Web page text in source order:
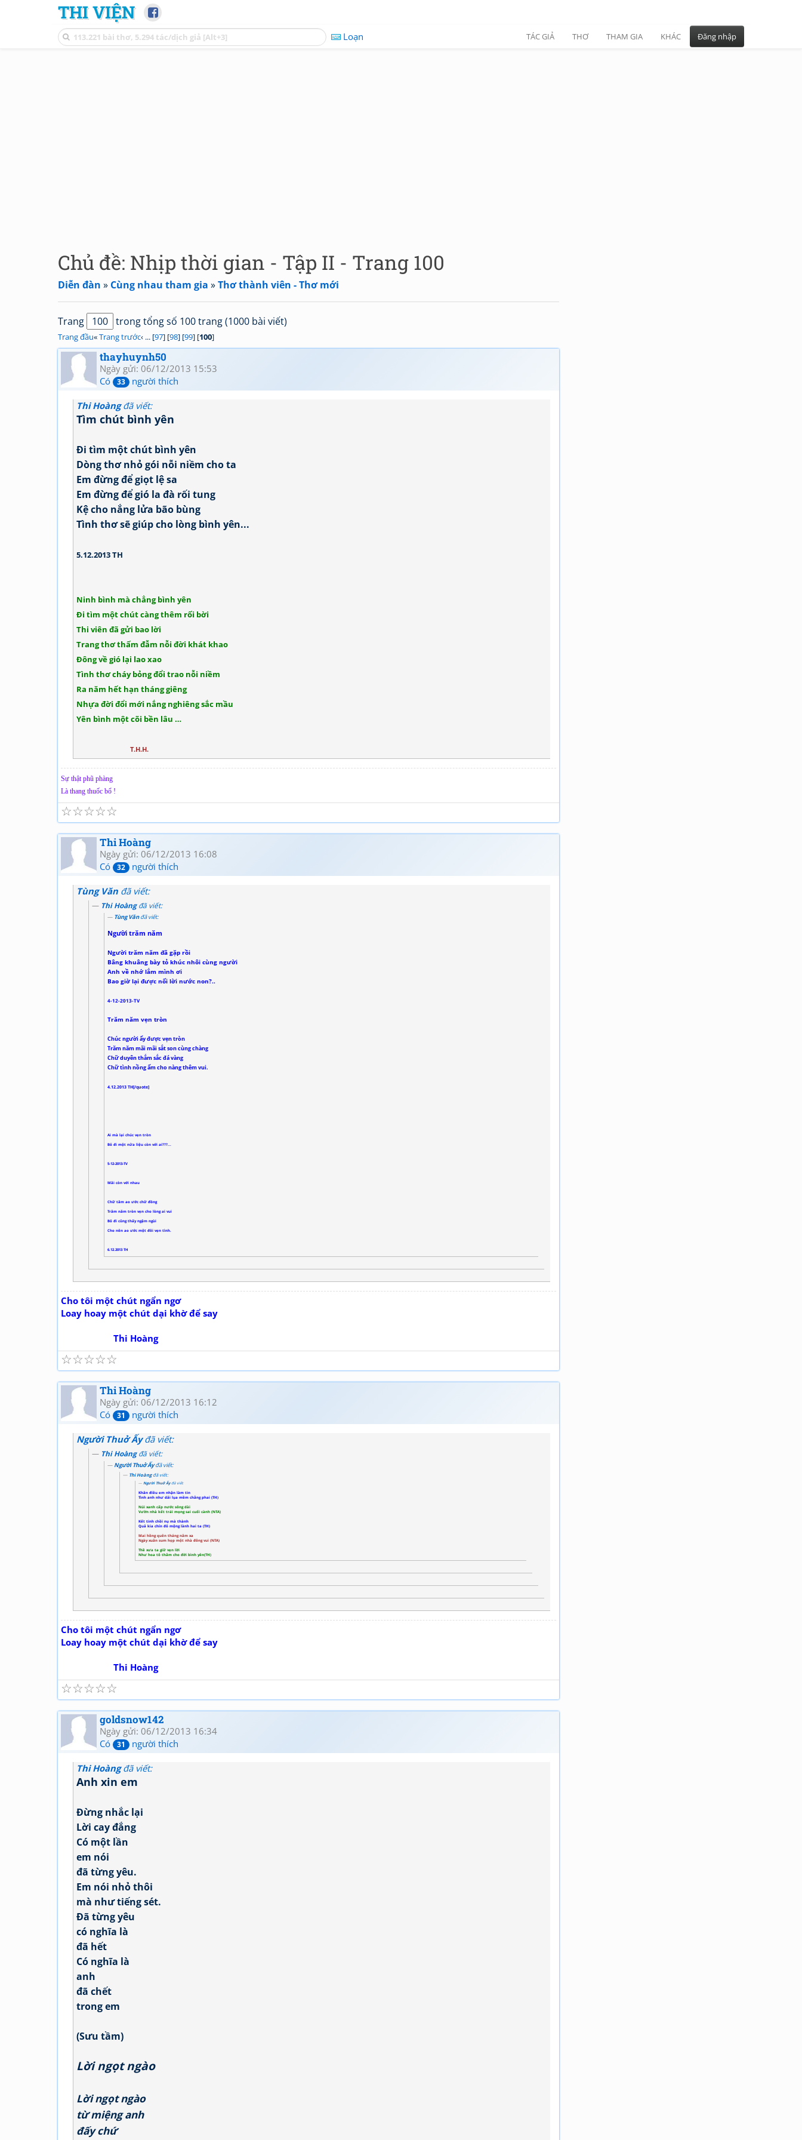
THI VIỆN
Loạn TÁC GIẢ THƠ THAM GIA KHÁC Đăng nhập
Chủ đề: Nhịp thời gian - Tập II - Trang 100
Diễn đàn » Cùng nhau tham gia »Thơ thành viên - Thơ mới
Trang trong tổng số 100 trang (1000 bài viết)
Trang đầu«Trang trước‹ ... [97] [98] [99] [100]
thayhuynh50
Ngày gửi: 06/12/2013 15:53
Có
33 người thích
Thi Hoàngđã viết:
Tìm chút bình yên
Đi tìm một chút bình yên
Dòng thơ nhỏ gói nỗi niềm cho ta
Em đừng để giọt lệ sa
Em đừng để gió la đà rối tung
Kệ cho nắng lửa bão bùng
Tình thơ sẽ giúp cho lòng bình yên...
5.12.2013 TH
Ninh bình mà chẳng bình yên
Đi tìm một chút càng thêm rối bời
Thi viên đã gửi bao lời
Trang thơ thấm đẫm nỗi đời khát khao
Đông về gió lại lao xao
Tình thơ cháy bỏng đổi trao nỗi niềm
Ra năm hết hạn tháng giêng
Nhựa đời đổi mới nắng nghiêng sắc mầu
Yên bình một cõi bền lâu …
T.H.H.
Sự thật phũ phàng
Là thang thuốc bổ !
☆
☆
☆
☆
☆
Thi Hoàng
Ngày gửi: 06/12/2013 16:08
Có
32 người thích
Tùng Văn đã viết:
Thi Hoàngđã viết:
Tùng Vănđã viết:
Người trăm năm
Người trăm năm đã gặp rồi
Bâng khuâng bày tỏ khúc nhôi cùng người
Anh về nhớ lắm mình ơi
Bao giờ lại được nối lời nước non?..
4-12-2013-TV
Trăm năm vẹn tròn
Chúc người ấy được vẹn tròn
Trăm năm mãi mãi sắt son cùng chàng
Chữ duyên thắm sắc đá vàng
Chữ tình nồng ấm cho nàng thêm vui.
4.12.2013 TH[/quote]
Ai mà lại chúc vẹn tròn
Bỏ đi một nửa liệu còn với ai???...
5-12-2013-TV
Mãi còn với nhau
Chữ tâm ao ước chữ đồng
Trăm năm tròn vẹn cho lòng ai vui
Bỏ đi cũng thấy ngậm ngùi
Cho nên ao ước một đôi vẹn tình.
6.12.2013 TH
Cho tôi một chút ngẩn ngơ
Loay hoay một chút dại khờ để say
Thi Hoàng
☆
☆
☆
☆
☆
Thi Hoàng
Ngày gửi: 06/12/2013 16:12
Có
31 người thích
Người Thuở Ấyđã viết:
Thi Hoàngđã viết:
Người Thuở Ấyđã viết:
Thi Hoàngđã viết:
Người Thuở Ấyđã viết:
Khăn điều em nhận làm tin
Tình anh như dải lụa mềm chẳng phai (TH)
Núi xanh cấp nước sông dài
Vườn nhà kết trái mọng sai cuối cành (NTA)
Kết tinh chồi nụ mà thành
Quả kia chín đỏ mộng lành hai ta (TH)
Mai hồng quên tháng năm xa
Ngày xuân sum họp một nhà đông vui (NTA)
Thề xưa ta giữ vẹn lời
Như hoa tô thắm cho đời bình yên(TH)
Cho tôi một chút ngẩn ngơ
Loay hoay một chút dại khờ để say
Thi Hoàng
☆
☆
☆
☆
☆
goldsnow142
Ngày gửi: 06/12/2013 16:34
Có
31 người thích
Thi Hoàngđã viết:
Anh xin em
Đừng nhắc lại
Lời cay đắng
Có một lần
em nói
đã từng yêu.
Em nói nhỏ thôi
mà như tiếng sét.
Đã từng yêu
có nghĩa là
đã hết
Có nghĩa là
anh
đã chết
trong em
(Sưu tầm)
Lời ngọt ngào
Lời ngọt ngào
từ miệng anh
đấy chứ